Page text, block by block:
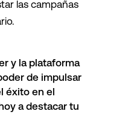
las campañas
y la plataforma
de impulsar
éxito en el
a destacar tu